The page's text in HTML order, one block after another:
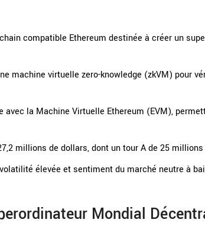
compatible Ethereum destinée à créer un
machine virtuelle zero-knowledge (zkVM) pour
avec la Machine Virtuelle Ethereum (EVM),
millions de dollars, dont un tour A de 25
élevée et sentiment du marché neutre à
Mondial